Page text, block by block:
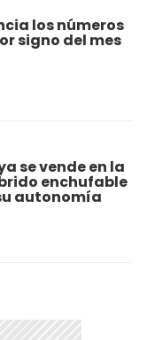
los números
signo del mes
se vende en la
enchufable
autonomía